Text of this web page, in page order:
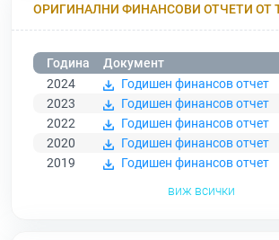
ОРИГИНАЛНИ ФИНАНСОВИ ОТЧЕТИ ОТ
Година
Документ
2024
Годишен финансов отчет
2023
Годишен финансов отчет
2022
Годишен финансов отчет
2020
Годишен финансов отчет
2019
Годишен финансов отчет
виж всички